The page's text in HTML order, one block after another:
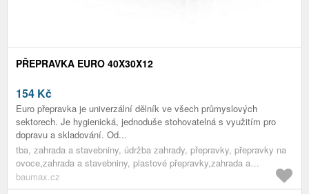
PŘEPRAVKA EURO 40X30X12
154 Kč
Euro přepravka je univerzální dělník ve všech průmyslových
sektorech. Je hygienická, jednoduše stohovatelná s využitím pro
dopravu a skladování. Od...
tba, zahrada a stavebniny, údržba zahrady, přepravky, přepravky na
ovoce,zahrada a stavebniny, plastové přepravky,zahrada a
stavebniny, přepravky,zahrada a stavebniny, pomocníci do
baumax.cz